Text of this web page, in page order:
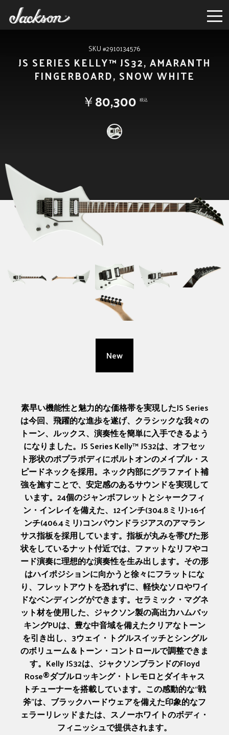
SKU #2910134576
JS SERIES KELLY™ JS32, AMARANTH
FINGERBOARD, SNOW WHITE
￥80,300 税込
New
素早い機能性と魅力的な価格帯を実現したJS Series
は今回、飛躍的な進歩を遂げ、クラシックな我々の
トーン、ルックス、演奏性を簡単に入手できるよう
になりました。JS Series Kelly™ JS32は、オフセッ
ト形状のポプラボディにボルトオンのメイプル・ス
ピードネックを採用。ネック内部にグラファイト補
強を施すことで、安定感のあるサウンドを実現して
います。24個のジャンボフレットとシャークフィ
ン・インレイを備えた、12インチ(304.8ミリ)-16イ
ンチ(406.4ミリ)コンパウンドラジアスのアマラン
サス指板を採用しています。指板が丸みを帯びた形
状をしているナット付近では、ファットなリフやコ
ード演奏に理想的な演奏性を生み出します。その形
はハイポジションに向かうと徐々にフラットにな
り、フレットアウトを恐れずに、軽快なソロやワイ
ドなベンディングができます。セラミック・マグネ
ット材を使用した、ジャクソン製の高出力ハムバッ
キングPUは、豊な中音域を備えたクリアなトーン
を引き出し、3ウェイ・トグルスイッチとシングル
のボリューム＆トーン・コントロールで調整できま
す。Kelly JS32は、ジャクソンブランドのFloyd
Rose®ダブルロッキング・トレモロとダイキャス
トチューナーを搭載しています。この感動的な“戦
斧”は、ブラックハードウェアを備えた印象的なフ
ェラーリレッドまたは、スノーホワイトのボディ・
フィニッシュで提供されます。